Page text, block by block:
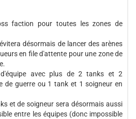
faction pour toutes les zones de
désormais de lancer des arènes
en file d'attente pour une zone de
avec plus de 2 tanks et 2
de guerre ou 1 tank et 1 soigneur en
et de soigneur sera désormais aussi
entre les équipes (donc impossible